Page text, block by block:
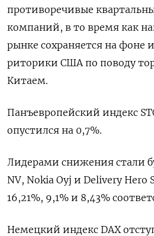
противоречивые
компаний, в то время как
рынке сохраняется на фоне
риторики США по поводу
Китаем.
Панъевропейский индекс
опустился на 0,7%.
Лидерами снижения стали
NV, Nokia Oyj и Delivery Hero
16,21​%, 9,1% и 8,43%
Немецкий индекс DAX